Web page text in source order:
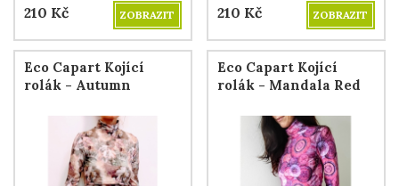
210 Kč ZOBRAZIT 210 Kč ZOBRAZIT
Eco Capart Kojící
rolák - Autumn
Eco Capart Kojící
rolák - Mandala Red